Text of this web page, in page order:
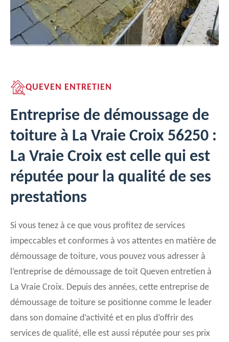
QUEVEN ENTRETIEN
Entreprise de démoussage de
toiture à La Vraie Croix 56250 :
La Vraie Croix est celle qui est
réputée pour la qualité de ses
prestations
Si vous tenez à ce que vous profitez de services
impeccables et conformes à vos attentes en matière de
démoussage de toiture, vous pouvez vous adresser à
l’entreprise de démoussage de toit Queven entretien à
La Vraie Croix. Depuis des années, cette entreprise de
démoussage de toiture se positionne comme le leader
dans son domaine d’activité et en plus d’offrir des
services de qualité, elle est aussi réputée pour ses prix